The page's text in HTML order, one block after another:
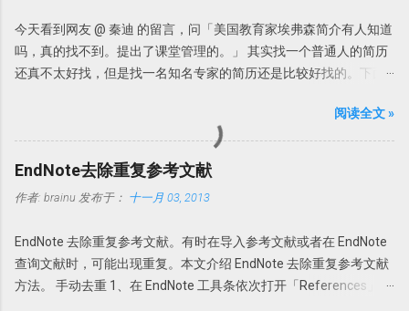
注：如果是32 位操作系统，复制 X86 里面的文件，如果是 64 位操
作系统，复制 X64 文件夹内的文件。 下载地址
https://howsci.pipipan.com/fs/1583321-237058340 链接:
可。 只要今后该文件夹内有新文献存入，Endnote X7 就可以自
动导入新的文献。 但是注意Endnote X7 不能自动导入完整的资料，
有时可以缺少部分内容，如摘要或者页码等等。此时需要手动补
重命名：PDF Auto Renaming Options 以前通过File-Import-File或
Fold功能导入的文献或者通过File Attachments添加的附件，PDF文
件名都以原始名称。这样做的坏外有很多，因为很多下载的文章名
称都是一些无意义的名字，如数字和字母的组合。在Endnote存档
串数字和字母下面的文献是什么内容。需要一个个的打开看看才知
道。 此处Endnote X7升级更新了可以自动重命名功能：PDF Auto
Renaming Options。可以根据设定的规则自动重命名新添加的PDF
今天看到网友 @ 秦迪 的留言，问「美国教育家埃弗森简介有人知道
吗，真的找不到。提出了课堂管理的。」 其实找一个普通人的简历
还真不太好找，但是找一名知名专家的简历还是比较好找的。下面
息。 名字叫埃弗森，但也可能翻译错误，因为我们知道美国有个知
名篮球明星就叫「艾弗森」。所以在不知道原来英文名字的情况
下，我们暂且认为这个专家就叫埃弗森吧。 关键词：美国教育学家
提出了一个理论或者研究对象是课堂管理的。 现在我们就知道这三
点。如果我想找某个人，可能所知道的线索可能比这还要多。 下面
bing，因为bing中文就是中文，英文就是英文。我们需要借助伟大
的Google同学。 在google里输入关键词「美国教育家埃弗森 课堂管
理」搜搜看。出来的结果如下 从这个搜索结果中我们可以推测到，
阅读全文 »
EndNote去除重复参考文献
作者: brainu 发布于： 十一月 03, 2013
EndNote 去除重复参考文献。有时在导入参考文献或者在 EndNote
查询文献时，可能出现重复。本文介绍 EndNote 去除重复参考文献
方法。 手动去重 1、在 EndNote 工具条依次打开「References」